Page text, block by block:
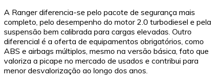
A Ranger diferencia-se pelo pacote de segurança mais
completo, pelo desempenho do motor 2.0 turbodiesel e pela
suspensão bem calibrada para cargas elevadas. Outro
diferencial é a oferta de equipamentos obrigatórios, como
ABS e airbags múltiplos, mesmo na versão básica, fato que
valoriza a picape no mercado de usados e contribui para
menor desvalorização ao longo dos anos.